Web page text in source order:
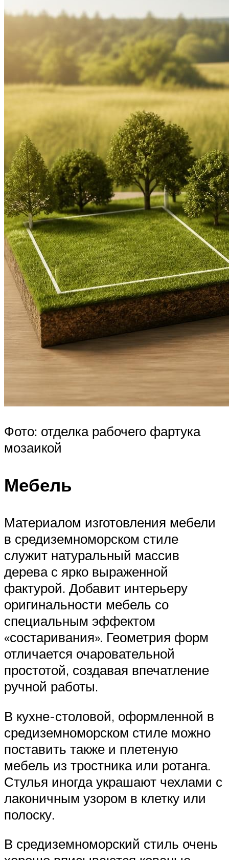
Фото: отделка рабочего фартука
мозаикой
Мебель
Материалом изготовления мебели
в средиземноморском стиле
служит натуральный массив
дерева с ярко выраженной
фактурой. Добавит интерьеру
оригинальности мебель со
специальным эффектом
«состаривания». Геометрия форм
отличается очаровательной
простотой, создавая впечатление
ручной работы.
В кухне-столовой, оформленной в
средиземноморском стиле можно
поставить также и плетеную
мебель из тростника или ротанга.
Стулья иногда украшают чехлами с
лаконичным узором в клетку или
полоску.
В средиземноморский стиль очень